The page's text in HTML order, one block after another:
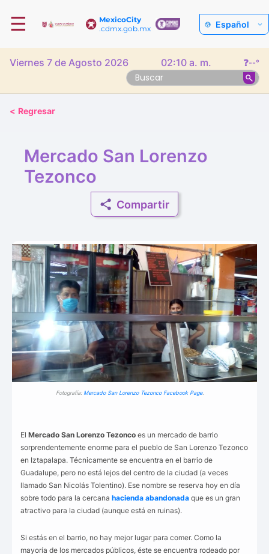
MexicoCity
.cdmx.gob.mx
☰ Español
Viernes 7 de Agosto 2026 02:10 a. m. ❓--°
< Regresar
Mercado San Lorenzo
Tezonco
Compartir
Fotografía: Mercado San Lorenzo Tezonco Facebook Page.
El Mercado San Lorenzo Tezonco es un mercado de barrio
sorprendentemente enorme para el pueblo de San Lorenzo Tezonco
en Iztapalapa. Técnicamente se encuentra en el barrio de
Guadalupe, pero no está lejos del centro de la ciudad (a veces
llamado San Nicolás Tolentino). Ese nombre se reserva hoy en día
sobre todo para la cercana hacienda abandonada que es un gran
atractivo para la ciudad (aunque está en ruinas).
Si estás en el barrio, no hay mejor lugar para comer. Como la
mayoría de los mercados públicos, éste se encuentra rodeado por